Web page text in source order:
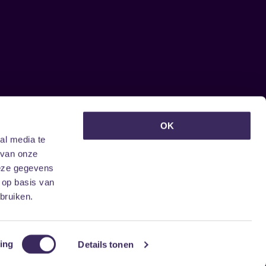
media te
onze
gegevens
basis van
Details tonen
OK
ontvangen?